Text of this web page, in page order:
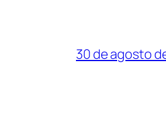
30 de agosto